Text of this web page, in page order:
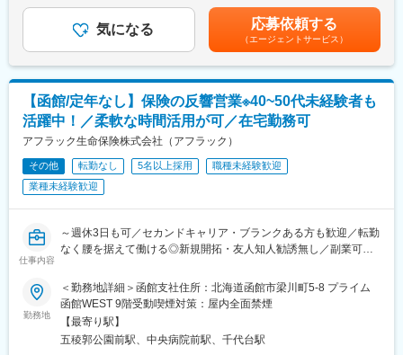
担当者が一人ひとりに合った内容で研修を行い、商品知識や提案
の仕方、事務手続きなどをお教えしていきます。 こまめにコミュ
ニケーションを取りながら寄り添ってサポートします。ブランク
があってもご安心下さい。
務を行っていただきます。
お客様は、当社の保険にご契約いただいている方や、保険に興味
を持ってお問い合わせいただいた方が対象です。個々のライフス
◆働きやすい環境
業務委託のため、勤務地および就業日・就業時間は自由です。お
客様への提案は、電話や郵送、WEBでの面談も可能なため、自宅
から無理なく営業活動が行えます。
※月1回の研修参加、週1回の所属営業部・支社への活動報告は必
須参加となります。
→14時：自宅に戻り、お客様とWEB面談→16時：業務終了
（1）新規開拓無し
お問合せの受付は共同募集を行う代理店が担当し、契約見直しや
新商品の提案からSPが担当をします。既存のお客様の、保険の見
直しタイミングや、保険に興味をお持ちの方からのお問い合わせ
業務制限手当（成績連動）を支給 ※最低保証なし・分配後手数
料 2ヵ月目以降業績に応じた分配後手数料（成績連動）を支給■
就業開始時の想定年収：327万円賃金はあくまでも目安の金額で
あり、選考を通じて上下する可能性があります。月給(月額)は固定
手当を含めた表記です。
気になる 応募依頼する
（エージェントサービス）
【函館/定年なし】保険の反響営業※40~50代未経験者も
活躍中！／柔軟な時間活用が可／在宅勤務可
アフラック生命保険株式会社（アフラック）
その他 転勤なし 5名以上採用
職種未経験歓迎
業種未経験歓迎
仕事内容
～週休3日も可／セカンドキャリア・ブランクある方も歓迎／転勤
なく腰を据えて働ける◎新規開拓・友人知人勧誘無し／副業可／
◆業務内容
契約内容見直しや新商品提案など、既にアフラックの保険にご加
入をいただいているお客様への提案活動をお任せいたします（業
務委託）。
◆具体的な業務内容
勤務地
＜勤務地詳細＞函館支社住所：北海道函館市梁川町5-8 プライム
函館WEST 9階受動喫煙対策：屋内全面禁煙
【最寄り駅】
五稜郭公園前駅、中央病院前駅、千代台駅